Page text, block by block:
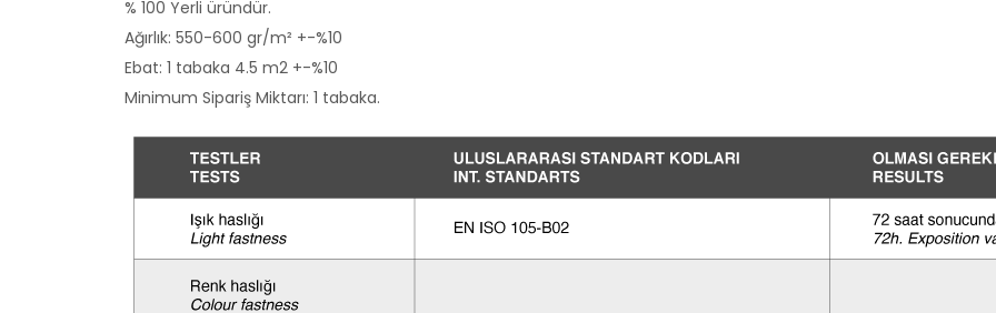
% 100 Yerli üründür.
Ağırlık: 550-600 gr/m² +-%10
Ebat: 1 tabaka 4.5 m2 +-%10
Minimum Sipariş Miktarı: 1 tabaka.